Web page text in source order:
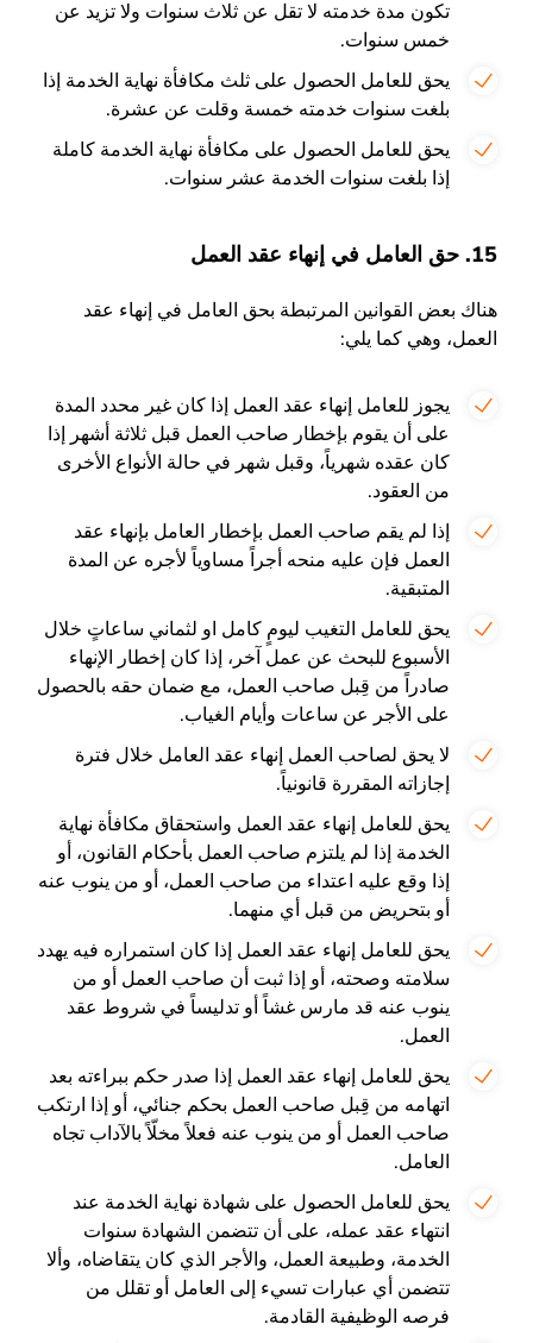
تكون مدة خدمته لا تقل عن ثلاث سنوات ولا تزيد عن
خمس سنوات.
يحق للعامل الحصول على ثلث مكافأة نهاية الخدمة إذا
بلغت سنوات خدمته خمسة وقلت عن عشرة.
يحق للعامل الحصول على مكافأة نهاية الخدمة كاملة
إذا بلغت سنوات الخدمة عشر سنوات.
15. حق العامل في إنهاء عقد العمل
هناك بعض القوانين المرتبطة بحق العامل في إنهاء عقد
العمل، وهي كما يلي:
يجوز للعامل إنهاء عقد العمل إذا كان غير محدد المدة
على أن يقوم بإخطار صاحب العمل قبل ثلاثة أشهر إذا
كان عقده شهرياً، وقبل شهر في حالة الأنواع الأخرى
من العقود.
إذا لم يقم صاحب العمل بإخطار العامل بإنهاء عقد
العمل فإن عليه منحه أجراً مساوياً لأجره عن المدة
المتبقية.
يحق للعامل التغيب ليومٍ كامل او لثماني ساعاتٍ خلال
الأسبوع للبحث عن عمل آخر، إذا كان إخطار الإنهاء
صادراً من قِبل صاحب العمل، مع ضمان حقه بالحصول
على الأجر عن ساعات وأيام الغياب.
لا يحق لصاحب العمل إنهاء عقد العامل خلال فترة
إجازاته المقررة قانونياً.
يحق للعامل إنهاء عقد العمل واستحقاق مكافأة نهاية
الخدمة إذا لم يلتزم صاحب العمل بأحكام القانون، أو
إذا وقع عليه اعتداء من صاحب العمل، أو من ينوب عنه
أو بتحريض من قبل أي منهما.
يحق للعامل إنهاء عقد العمل إذا كان استمراره فيه يهدد
سلامته وصحته، أو إذا ثبت أن صاحب العمل أو من
ينوب عنه قد مارس غشاً أو تدليساً في شروط عقد
العمل.
يحق للعامل إنهاء عقد العمل إذا صدر حكم ببراءته بعد
اتهامه من قِبل صاحب العمل بحكم جنائي، أو إذا ارتكب
صاحب العمل أو من ينوب عنه فعلاً مخلّاً بالآداب تجاه
العامل.
يحق للعامل الحصول على شهادة نهاية الخدمة عند
انتهاء عقد عمله، على أن تتضمن الشهادة سنوات
الخدمة، وطبيعة العمل، والأجر الذي كان يتقاضاه، وألا
تتضمن أي عبارات تسيء إلى العامل أو تقلل من
فرصه الوظيفية القادمة.